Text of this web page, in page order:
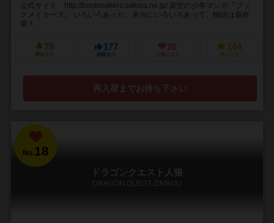
公式サイト http://bookmakers.sakura.ne.jp/ 架空の少年マンガ『ブッ
クメイカーズ』 いろいろあった。本当にいろいろあって、物語は最終
章！...
78
興味あり
177
経験あり
26
お気に入り
144
持ってる
再入荷までお待ち下さい
No.18
ドラゴンクエスト人狼
DRAGON QUEST ZINROU